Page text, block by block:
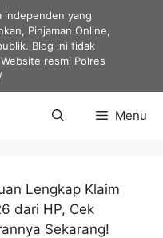
independen yang
Pinjaman Online,
Blog ini tidak
resmi Polres
Menu
Lengkap Klaim
dari HP, Cek
Sekarang!